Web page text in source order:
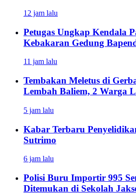
12 jam lalu
Petugas Ungkap Kendala
Kebakaran Gedung
11 jam lalu
Tembakan Meletus di
Lembah Baliem, 2 Warga
5 jam lalu
Kabar Terbaru
Sutrimo
6 jam lalu
Polisi Buru Importir 995
Ditemukan di Sekolah